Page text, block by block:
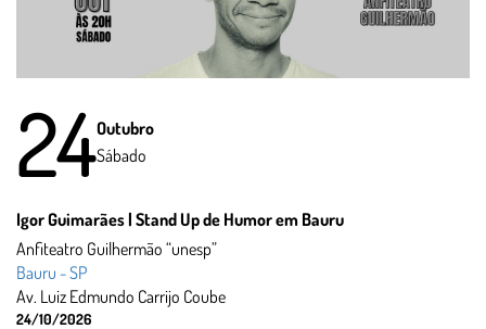
24Outubro
Sábado
Igor Guimarães | Stand Up de Humor em Bauru
Anfiteatro Guilhermão “unesp”
Bauru - SP
Av. Luiz Edmundo Carrijo Coube
24/10/2026